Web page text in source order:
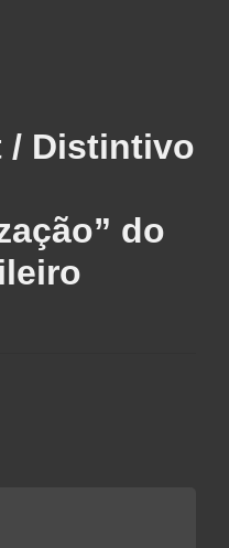
/ Distintivo
do